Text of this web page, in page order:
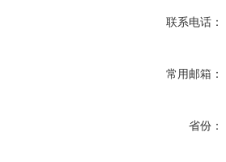
联系电话：
常用邮箱：
省份：